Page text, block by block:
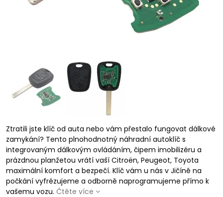
Ztratili jste klíč od auta nebo vám přestalo fungovat dálkové
zamykání? Tento plnohodnotný náhradní autoklíč s
integrovaným dálkovým ovládáním, čipem imobilizéru a
prázdnou planžetou vrátí vaší Citroën, Peugeot, Toyota
maximální komfort a bezpečí. Klíč vám u nás v Jičíně na
počkání vyfrézujeme a odborně naprogramujeme přímo k
vašemu vozu. Čtěte více